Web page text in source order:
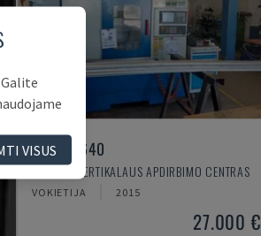
X-MILL 640
KNUTH - VERTIKALAUS APDIRBIMO CENTRAS
VOKIETIJA 2015
27.000 €
VISUS